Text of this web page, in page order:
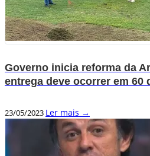
Governo inicia reforma da
entrega deve ocorrer em 60
23/05/2023 Ler mais →